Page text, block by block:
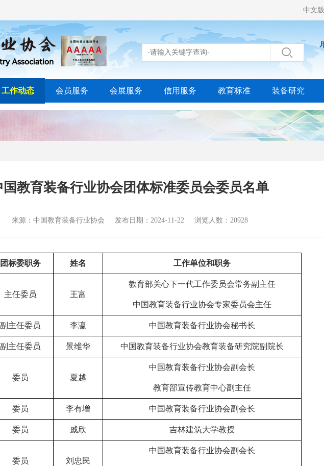
中文版

工作动态 会员服务 会展服务 信用服务 教育标准 装备研究
国教育装备行业协会团体标准委员会委员名单
来源：中国教育装备行业协会 发布日期：2024-11-22 浏览人数：20928
团标委职务 姓名 工作单位和职务
主任委员 王富
教育部关心下一代工作委员会常务副 主任
中国教育装备行业协会专家委员会主任
副主任委员 李瀛 中国教育装备行业协会秘书长
副主任委员 景维华 中国教育装备行业协会教育装备研究院副院长
委员 夏越
中国教育装备行业协会副会长
教育部宣传教育中心副主任
委员 李有增 中国教育装备行业协会副会长
委员 戚欣 吉林建筑大学教授
委员 刘忠民
中国教育装备行业协会副会长